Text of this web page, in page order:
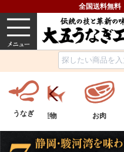
全国送料無料
うなぎ 内祝い
うなぎ 水産物 お肉